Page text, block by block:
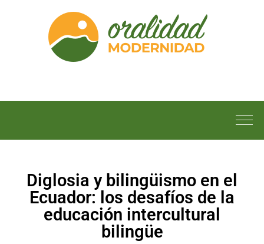
Diglosia y bilingüismo en el
Ecuador: los desafíos de la
educación intercultural
bilingüe